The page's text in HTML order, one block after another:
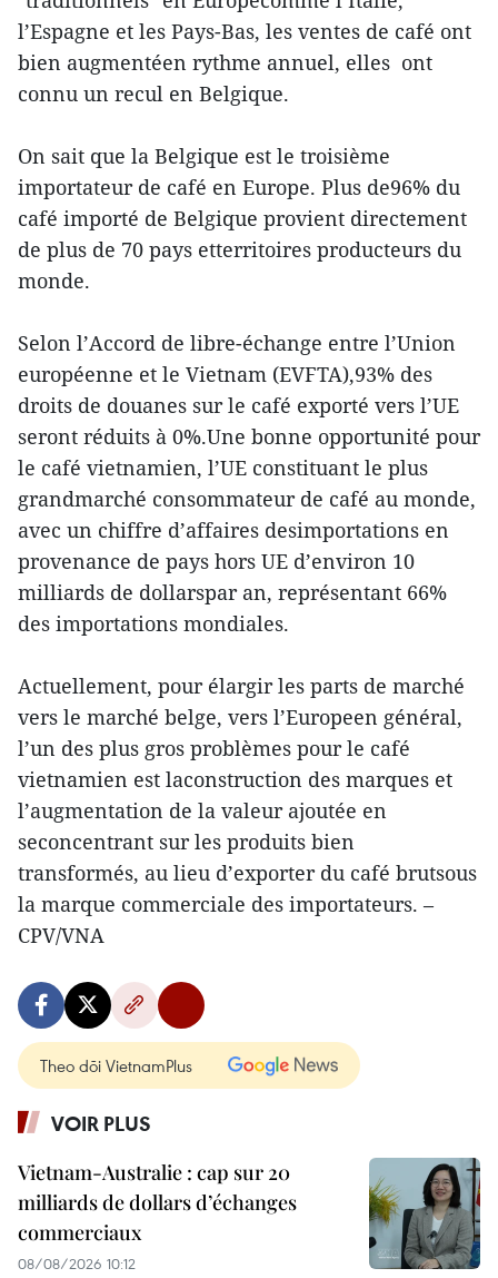
l’Espagne et les Pays-Bas, les ventes de café ont
bien augmentéen rythme annuel, elles ont
connu un recul en Belgique.
On sait que la Belgique est le troisième
importateur de café en Europe. Plus de96% du
café importé de Belgique provient directement
de plus de 70 pays etterritoires producteurs du
monde.
Selon l’Accord de libre-échange entre l’Union
européenne et le Vietnam (EVFTA),93% des
droits de douanes sur le café exporté vers l’UE
seront réduits à 0%.Une bonne opportunité pour
le café vietnamien, l’UE constituant le plus
grandmarché consommateur de café au monde,
avec un chiffre d’affaires desimportations en
provenance de pays hors UE d’environ 10
milliards de dollarspar an, représentant 66%
des importations mondiales.
Actuellement, pour élargir les parts de marché
vers le marché belge, vers l’Europeen général,
l’un des plus gros problèmes pour le café
vietnamien est laconstruction des marques et
l’augmentation de la valeur ajoutée en
seconcentrant sur les produits bien
transformés, au lieu d’exporter du café brutsous
la marque commerciale des importateurs. –
CPV/VNA
Theo dõi VietnamPlus
VOIR PLUS
Vietnam-Australie : cap sur 20
milliards de dollars d’échanges
commerciaux
08/08/2026 10:12